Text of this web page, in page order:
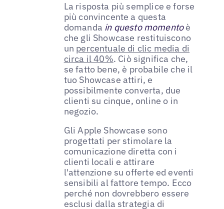
La risposta più semplice e forse
più convincente a questa
domanda in questo momentoè
che gli Showcase restituiscono
un percentuale di clic media di
circa il 40%. Ciò significa che,
se fatto bene, è probabile che il
tuo Showcase attiri, e
possibilmente converta, due
clienti su cinque, online o in
negozio.
Gli Apple Showcase sono
progettati per stimolare la
comunicazione diretta con i
clienti locali e attirare
l'attenzione su offerte ed eventi
sensibili al fattore tempo. Ecco
perché non dovrebbero essere
esclusi dalla strategia di